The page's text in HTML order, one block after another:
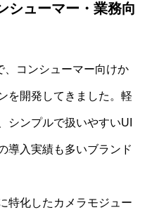
シューマー・業務向
、コンシューマー向けか
を開発してきました。軽
シンプルで扱いやすいUI
導入実績も多いブランド
特化したカメラモジュー